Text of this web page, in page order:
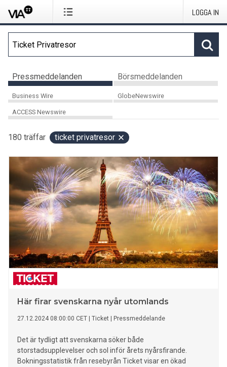
LOGGA IN
Pressmeddelanden Börsmeddelanden
Business Wire GlobeNewswire
ACCESS Newswire
180 träffar ticket privatresor
Här firar svenskarna nyår utomlands
27.12.2024 08:00:00 CET Ticket Pressmeddelande
Det är tydligt att svenskarna söker både
storstadsupplevelser och sol inför årets nyårsfirande.
Bokningsstatistik från resebyrån Ticket visar en ökad